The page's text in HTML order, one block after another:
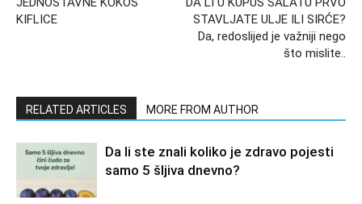
KIFLICE
STAVLJATE ULJE ILI SIRĆE?
Da, redoslijed je važniji nego
što mislite..
RELATED ARTICLES MORE FROM AUTHOR
Da li ste znali koliko je zdravo pojesti
samo 5 šljiva dnevno?